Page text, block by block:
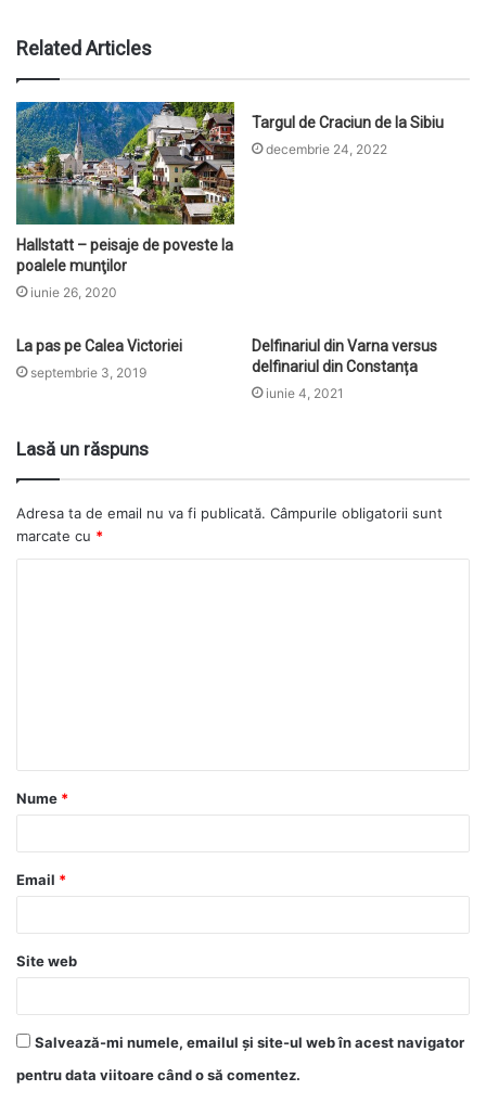
Related Articles
Hallstatt – peisaje de poveste la
poalele munţilor
iunie 26, 2020
Targul de Craciun de la Sibiu
decembrie 24, 2022
La pas pe Calea Victoriei
septembrie 3, 2019
Delfinariul din Varna versus
delfinariul din Constanța
iunie 4, 2021
Lasă un răspuns
Adresa ta de email nu va fi publicată. Câmpurile obligatorii sunt
marcate cu *
Nume *
Email *
Site web
Salvează-mi numele, emailul și site-ul web în acest navigator
pentru data viitoare când o să comentez.